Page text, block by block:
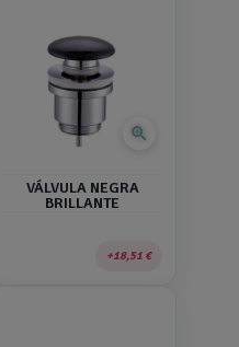
zoom_in
VÁLVULA NEGRA
BRILLANTE
18,51 €